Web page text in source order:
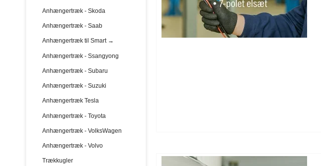
Anhængertræk - Skoda
Anhængertræk - Saab
Anhængertræk til Smart →
Anhængertræk - Ssangyong
Anhængertræk - Subaru
Anhængertræk - Suzuki
Anhængertræk Tesla
Anhængertræk - Toyota
Anhængertræk - VolksWagen
Anhængertræk - Volvo
Trækkugler